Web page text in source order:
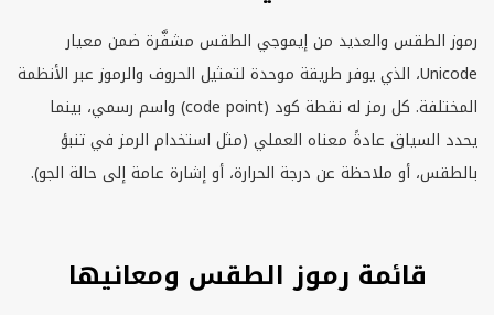
رموز الطقس والعديد من إيموجي الطقس مشفَّرة ضمن معيار
Unicode، الذي يوفر طريقة موحدة لتمثيل الحروف والرموز عبر الأنظمة
المختلفة. كل رمز له نقطة كود (
code point
) واسم رسمي، بينما
يحدد السياق عادةً معناه العملي (مثل استخدام الرمز في تنبؤ
بالطقس، أو ملاحظة عن درجة الحرارة، أو إشارة عامة إلى حالة الجو).
قائمة رموز الطقس ومعانيها